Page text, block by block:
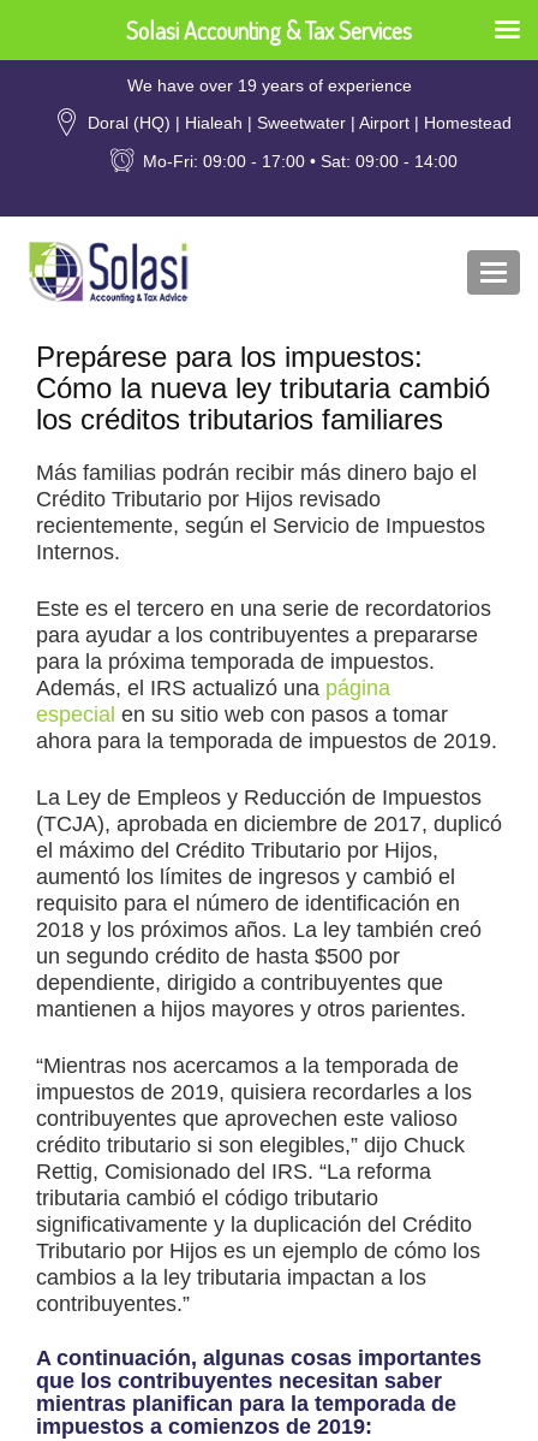
We have over 19 years of experience
Doral (HQ) | Hialeah | Sweetwater | Airport | Homestead
Mo-Fri: 09:00 - 17:00 • Sat: 09:00 - 14:00
Prepárese para los impuestos:
Cómo la nueva ley tributaria cambió
los créditos tributarios familiares
Más familias podrán recibir más dinero bajo el
Crédito Tributario por Hijos revisado
recientemente, según el Servicio de Impuestos
Internos.
Este es el tercero en una serie de recordatorios
para ayudar a los contribuyentes a prepararse
para la próxima temporada de impuestos.
Además, el IRS actualizó una página
especial en su sitio web con pasos a tomar
ahora para la temporada de impuestos de 2019.
La Ley de Empleos y Reducción de Impuestos
(TCJA), aprobada en diciembre de 2017, duplicó
el máximo del Crédito Tributario por Hijos,
aumentó los límites de ingresos y cambió el
requisito para el número de identificación en
2018 y los próximos años. La ley también creó
un segundo crédito de hasta $500 por
dependiente, dirigido a contribuyentes que
mantienen a hijos mayores y otros parientes.
“Mientras nos acercamos a la temporada de
impuestos de 2019, quisiera recordarles a los
contribuyentes que aprovechen este valioso
crédito tributario si son elegibles,” dijo Chuck
Rettig, Comisionado del IRS. “La reforma
tributaria cambió el código tributario
significativamente y la duplicación del Crédito
Tributario por Hijos es un ejemplo de cómo los
cambios a la ley tributaria impactan a los
contribuyentes.”
A continuación, algunas cosas importantes
que los contribuyentes necesitan saber
mientras planifican para la temporada de
impuestos a comienzos de 2019:
Solasi Accounting & Tax Services